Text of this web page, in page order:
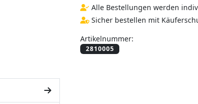
Alle Bestellungen werden
Sicher bestellen mit
Artikelnummer: